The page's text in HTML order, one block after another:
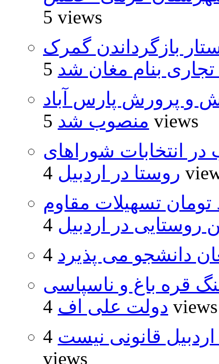
5 views
بازگرداندن گمرک
تجاری بنام مغان شد
و پرورش پارس آباد
منصوب شد 5 views
۵۰۰۰ داوطلب در انتخابات شوراهای
روستا در اردبیل 4
و ۴۸۰ میلیارد تومان تسهیلات مقاوم
در اردبیل
دانشجو می پذیرد
قره باغ و ناسپاسی
دولت علی اف 4 views
قانونی نیست 4
views